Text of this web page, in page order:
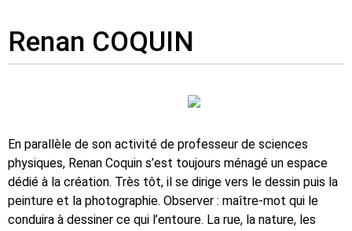
Renan COQUIN
En parallèle de son activité de professeur de sciences
physiques, Renan Coquin s’est toujours ménagé un espace
dédié à la création. Très tôt, il se dirige vers le dessin puis la
peinture et la photographie. Observer : maître-mot qui le
conduira à dessiner ce qui l’entoure. La rue, la nature, les